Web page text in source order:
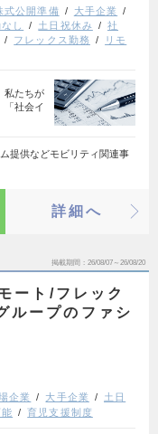
式公開準備
大手企業
し 土日祝休み
社
フレックス勤務
リモ
私たちが
「社会イ
提供などモビリティ関連事
詳細へ
掲載期間 26/08/07～26/08/20
ート/フレック
ループのファシ
場企業 大手企業
土日
育児支援制度